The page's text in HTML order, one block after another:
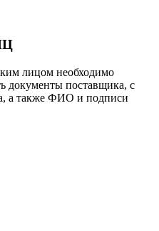
лицом необходимо
документы поставщика, с
а также ФИО и подписи